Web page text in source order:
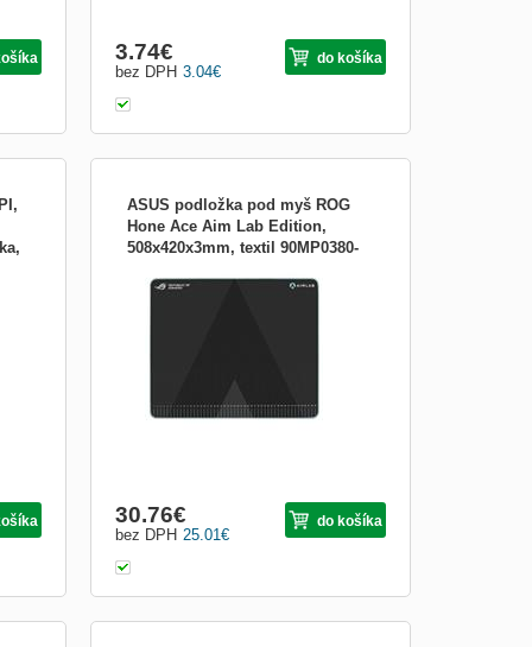
3.04€
bez DPH
3.74€ do košíka
sa
ASUS podložka pod myš ROG
Hone Ace Aim Lab Edition,
508x420x3mm, textil 90MP0380-
podložky:Textilná
25.01 €
bez DPH
30.76€ do košíka